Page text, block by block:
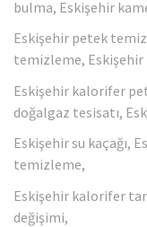
bulma, Eskişehir
Eskişehir petek
temizleme,
Eskişehir kalorifer
doğalgaz tesisatı,
Eskişehir su kaçağı,
temizleme,
Eskişehir kalorifer
değişimi,